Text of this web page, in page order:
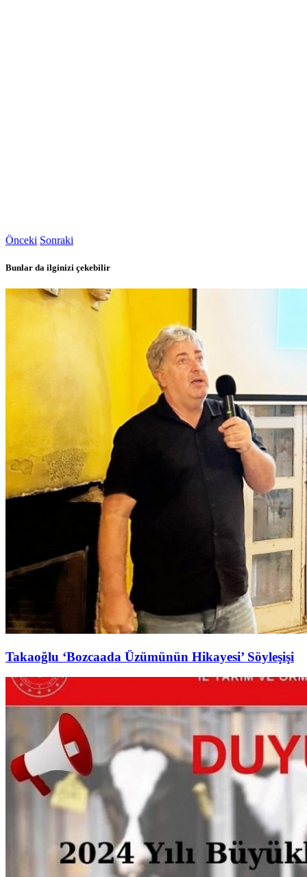
Önceki Sonraki
Bunlar da ilginizi çekebilir
Takaoğlu ‘Bozcaada Üzümünün Hikayesi’ Söyleşişi